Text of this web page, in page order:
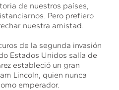
de nuestros países,
Pero prefiero
nuestra amistad.
de la segunda invasión
Estados Unidos salía de
estableció un gran
Lincoln, quien nunca
emperador.